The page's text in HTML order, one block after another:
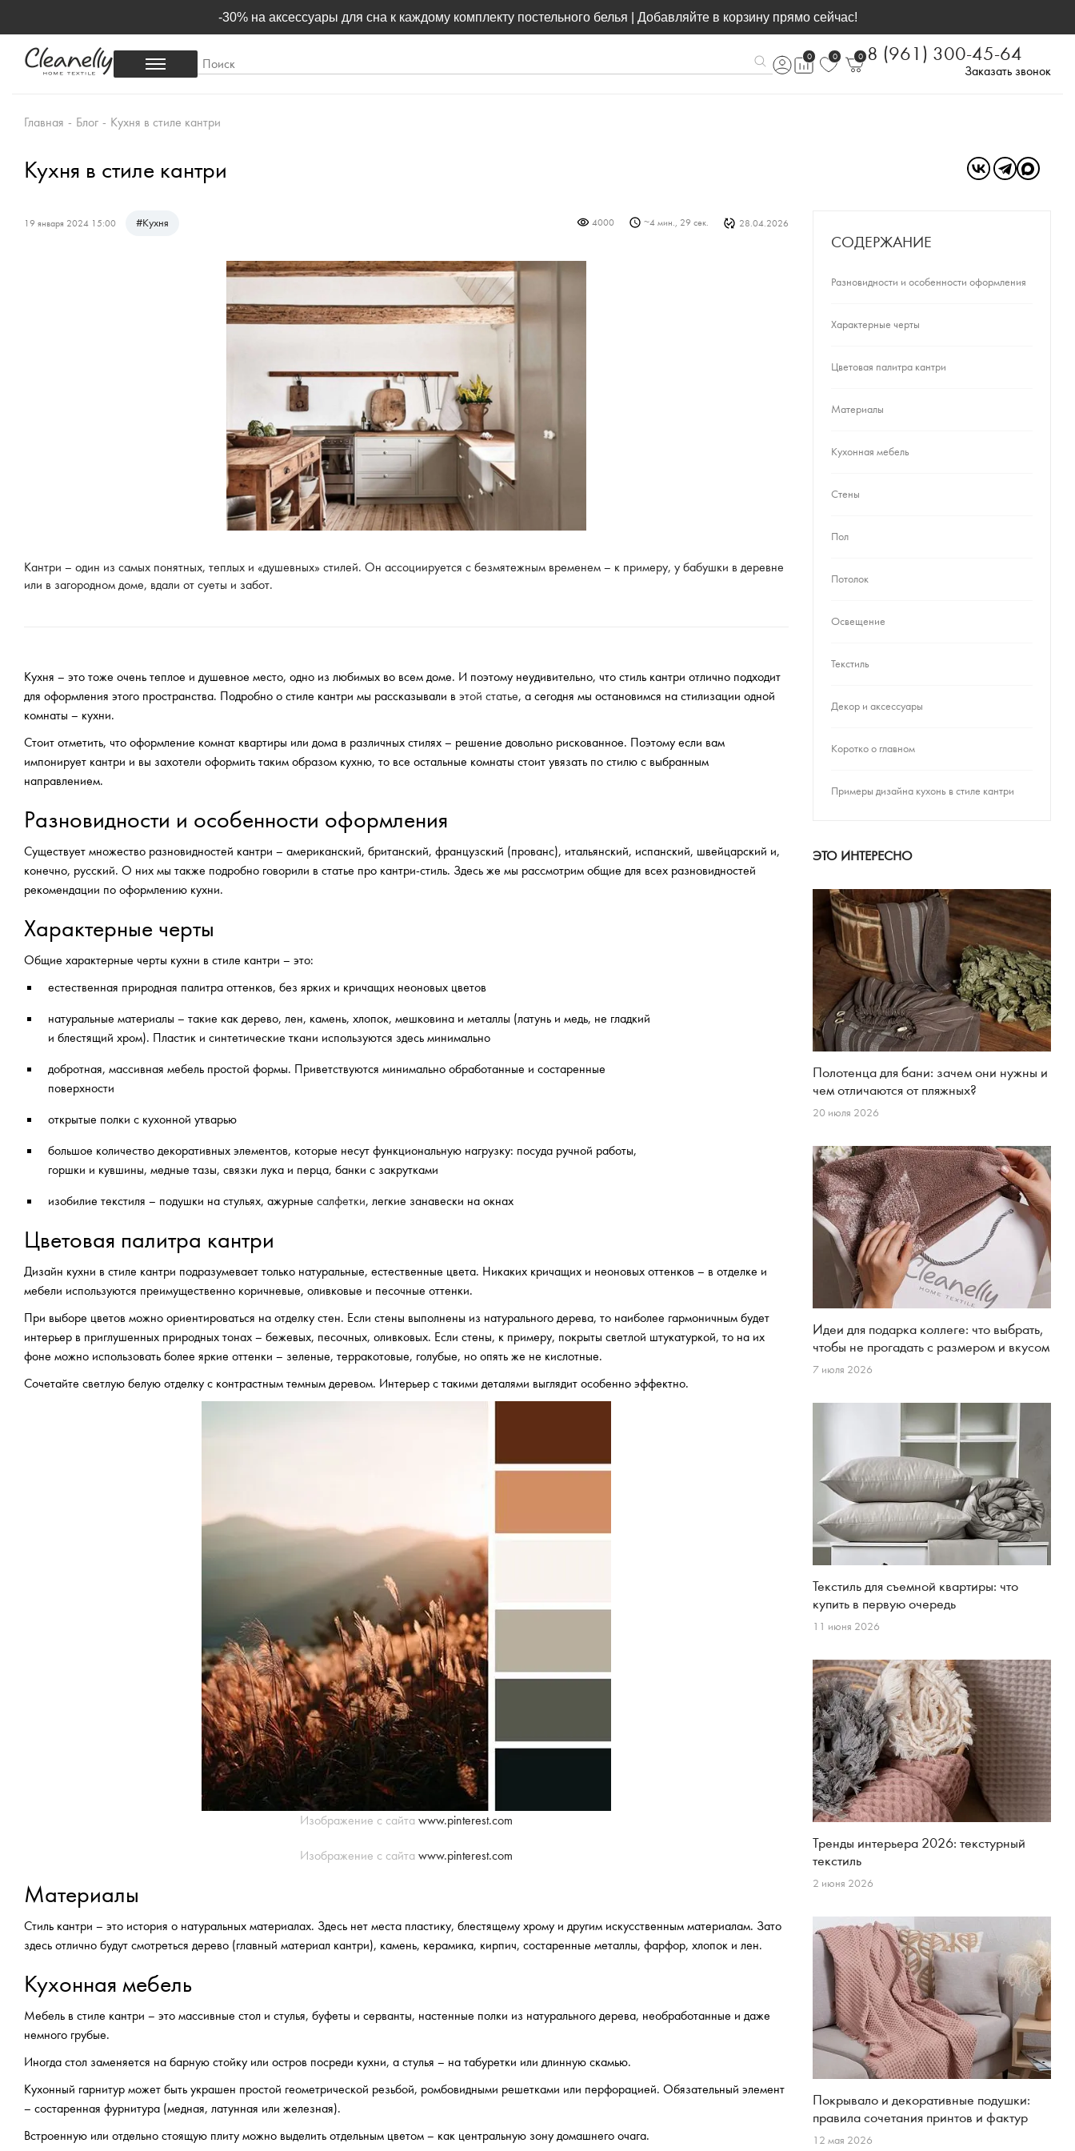
-30% на аксессуары для сна к каждому комплекту постельного белья | Добавляйте в корзину прямо сейчас!
0 0 0 8 (961) 300-45-64
Заказать звонок
Главная - Блог - Кухня в стиле кантри
Кухня в стиле кантри
19 января 2024 15:00 #Кухня 4000 ~4 мин., 29 сек. 28.04.2026
Кантри – один из самых понятных, теплых и «душевных» стилей. Он ассоциируется с безмятежным временем – к примеру, у бабушки в деревне
или в загородном доме, вдали от суеты и забот.
Кухня – это тоже очень теплое и душевное место, одно из любимых во всем доме. И поэтому неудивительно, что стиль кантри отлично подходит
для оформления этого пространства. Подробно о стиле кантри мы рассказывали в этой статье, а сегодня мы остановимся на стилизации одной
комнаты – кухни.
Стоит отметить, что оформление комнат квартиры или дома в различных стилях – решение довольно рискованное. Поэтому если вам
импонирует кантри и вы захотели оформить таким образом кухню, то все остальные комнаты стоит увязать по стилю с выбранным
направлением.
Разновидности и особенности оформления
Существует множество разновидностей кантри – американский, британский, французский (прованс), итальянский, испанский, швейцарский и,
конечно, русский. О них мы также подробно говорили в статье про кантри-стиль. Здесь же мы рассмотрим общие для всех разновидностей
рекомендации по оформлению кухни.
Характерные черты
Общие характерные черты кухни в стиле кантри – это:
естественная природная палитра оттенков, без ярких и кричащих неоновых цветов
натуральные материалы – такие как дерево, лен, камень, хлопок, мешковина и металлы (латунь и медь, не гладкий
и блестящий хром). Пластик и синтетические ткани используются здесь минимально
добротная, массивная мебель простой формы. Приветствуются минимально обработанные и состаренные
поверхности
открытые полки с кухонной утварью
большое количество декоративных элементов, которые несут функциональную нагрузку: посуда ручной работы,
горшки и кувшины, медные тазы, связки лука и перца, банки с закрутками
изобилие текстиля – подушки на стульях, ажурные салфетки, легкие занавески на окнах
Цветовая палитра кантри
Дизайн кухни в стиле кантри подразумевает только натуральные, естественные цвета. Никаких кричащих и неоновых оттенков – в отделке и
мебели используются преимущественно коричневые, оливковые и песочные оттенки.
При выборе цветов можно ориентироваться на отделку стен. Если стены выполнены из натурального дерева, то наиболее гармоничным будет
интерьер в приглушенных природных тонах – бежевых, песочных, оливковых. Если стены, к примеру, покрыты светлой штукатуркой, то на их
фоне можно использовать более яркие оттенки – зеленые, терракотовые, голубые, но опять же не кислотные.
Сочетайте светлую белую отделку с контрастным темным деревом. Интерьер с такими деталями выглядит особенно эффектно.
Изображение с сайта www.pinterest.com
Изображение с сайта www.pinterest.com
Материалы
Стиль кантри – это история о натуральных материалах. Здесь нет места пластику, блестящему хрому и другим искусственным материалам. Зато
здесь отлично будут смотреться дерево (главный материал кантри), камень, керамика, кирпич, состаренные металлы, фарфор, хлопок и лен.
Кухонная мебель
Мебель в стиле кантри – это массивные стол и стулья, буфеты и серванты, настенные полки из натурального дерева, необработанные и даже
немного грубые.
Иногда стол заменяется на барную стойку или остров посреди кухни, а стулья – на табуретки или длинную скамью.
Кухонный гарнитур может быть украшен простой геометрической резьбой, ромбовидными решетками или перфорацией. Обязательный элемент
– состаренная фурнитура (медная, латунная или железная).
Встроенную или отдельно стоящую плиту можно выделить отдельным цветом – как центральную зону домашнего очага.
СОДЕРЖАНИЕ
Разновидности и особенности оформления
Характерные черты
Цветовая палитра кантри
Материалы
Кухонная мебель
Стены
Пол
Потолок
Освещение
Текстиль
Декор и аксессуары
Коротко о главном
Примеры дизайна кухонь в стиле кантри
ЭТО ИНТЕРЕСНО
Полотенца для бани: зачем они нужны и
чем отличаются от пляжных?
20 июля 2026
Идеи для подарка коллеге: что выбрать,
чтобы не прогадать с размером и вкусом
7 июля 2026
Текстиль для съемной квартиры: что
купить в первую очередь
11 июня 2026
Тренды интерьера 2026: текстурный
текстиль
2 июня 2026
Покрывало и декоративные подушки:
правила сочетания принтов и фактур
12 мая 2026